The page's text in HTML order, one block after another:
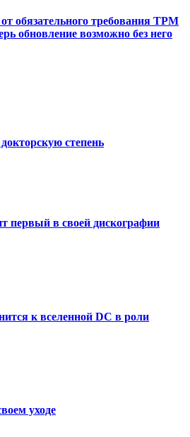
обязательного требования TPM
обновление возможно без него
степень
первый в своей дискографии
к вселенной DC в роли
уходе